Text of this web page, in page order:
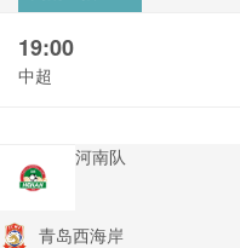
19:00
中超
河南队
青岛西海岸